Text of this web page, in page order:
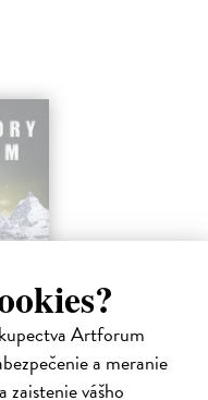
Artforum
a meranie
vášho
dialóg.